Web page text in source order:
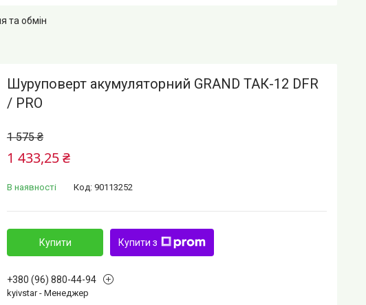
та обмін
Шуруповерт акумуляторний GRAND ТАК-12 DFR
/ PRO
1 575 ₴
1 433,25 ₴
В наявності Код: 90113252
Купити Купити з
+380 (96) 880-44-94
kyivstar - Менеджер